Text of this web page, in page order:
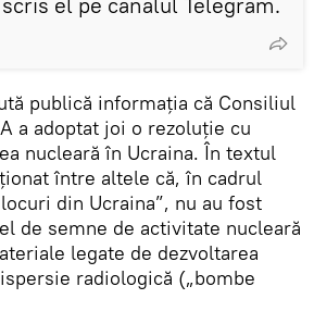
publică informația că Consiliul
a adoptat joi o rezoluție cu
nucleară în Ucraina. În textul
între altele că, în cadrul
din Ucraina”, nu au fost
de semne de activitate nucleară
legate de dezvoltarea
radiologică („bombe